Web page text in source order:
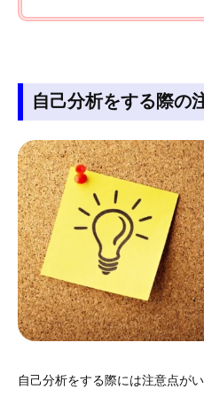
自己分析をする
自己分析をする際には注意点が